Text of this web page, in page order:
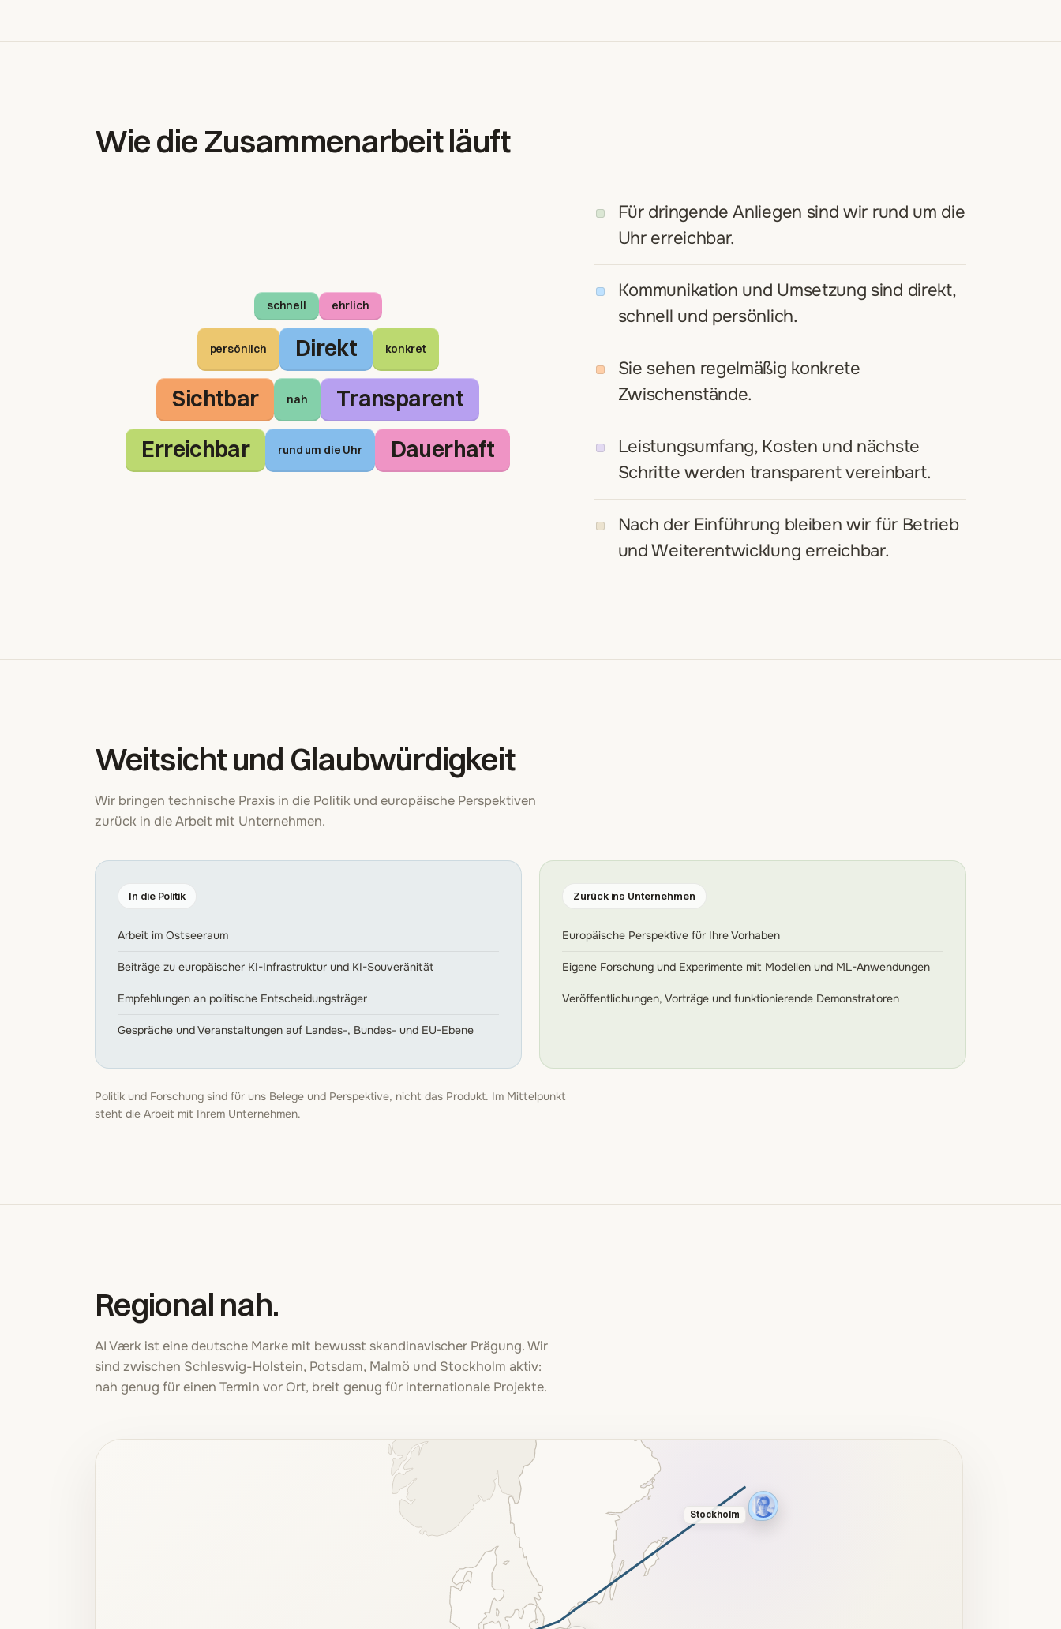
Wie die Zusammenarbeit läuft
schnell ehrlich
persönlich Direkt konkret
Sichtbar nah
Transparent
Erreichbar
rund um die Uhr Dauerhaft
Für dringende Anliegen sind wir rund um die
Uhr erreichbar.
Kommunikation und Umsetzung sind direkt,
schnell und persönlich.
Sie sehen regelmäßig konkrete
Zwischenstände.
Leistungsumfang, Kosten und nächste
Schritte werden transparent vereinbart.
Nach der Einführung bleiben wir für Betrieb
und Weiterentwicklung erreichbar.
Weitsicht und Glaubwürdigkeit
Wir bringen technische Praxis in die Politik und europäische Perspektiven
zurück in die Arbeit mit Unternehmen.
In die Politik
Arbeit im Ostseeraum
Beiträge zu europäischer KI-Infrastruktur und KI-Souveränität
Empfehlungen an politische Entscheidungsträger
Gespräche und Veranstaltungen auf Landes-, Bundes- und EU-Ebene
Zurück ins Unternehmen
Europäische Perspektive für Ihre Vorhaben
Eigene Forschung und Experimente mit Modellen und ML-Anwendungen
Veröffentlichungen, Vorträge und funktionierende Demonstratoren
Politik und Forschung sind für uns Belege und Perspektive, nicht das Produkt. Im Mittelpunkt
steht die Arbeit mit Ihrem Unternehmen.
Regional nah.
AI Værk ist eine deutsche Marke mit bewusst skandinavischer Prägung. Wir
sind zwischen Schleswig-Holstein, Potsdam, Malmö und Stockholm aktiv:
nah genug für einen Termin vor Ort, breit genug für internationale Projekte.
Stockholm